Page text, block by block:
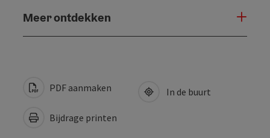
Meer ontdekken
PDF aanmaken
Bijdrage printen
In de buurt